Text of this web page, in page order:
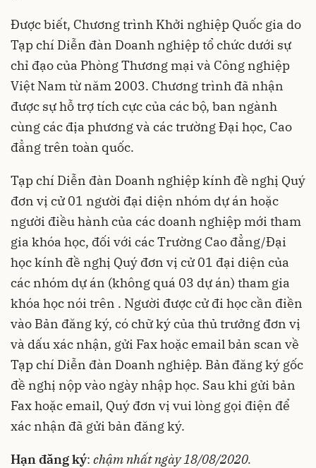
Được biết, Chương trình Khởi nghiệp Quốc gia do
Tạp chí Diễn đàn Doanh nghiệp tổ chức dưới sự
chỉ đạo của Phòng Thương mại và Công nghiệp
Việt Nam từ năm 2003. Chương trình đã nhận
được sự hỗ trợ tích cực của các bộ, ban ngành
cùng các địa phương và các trường Đại học, Cao
đẳng trên toàn quốc.
Tạp chí Diễn đàn Doanh nghiệp kính đề nghị Quý
đơn vị cử 01 người đại diện nhóm dự án hoặc
người điều hành của các doanh nghiệp mới tham
gia khóa học, đối với các Trường Cao đẳng/Đại
học kính đề nghị Quý đơn vị cử 01 đại diện của
các nhóm dự án (không quá 03 dự án) tham gia
khóa học nói trên . Người được cử đi học cần điền
vào Bản đăng ký, có chữ ký của thủ trưởng đơn vị
và dấu xác nhận, gửi Fax hoặc email bản scan về
Tạp chí Diễn đàn Doanh nghiệp. Bản đăng ký gốc
đề nghị nộp vào ngày nhập học. Sau khi gửi bản
Fax hoặc email, Quý đơn vị vui lòng gọi điện để
xác nhận đã gửi bản đăng ký.
Hạn đăng ký: chậm nhất ngày 18/08/2020.